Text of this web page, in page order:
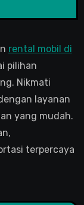
rental mobil di
pilihan
Nikmati
layanan
yang mudah.
terpercaya